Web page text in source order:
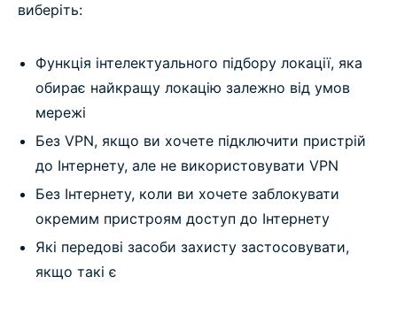
виберіть:
Функція інтелектуального підбору локації, яка
обирає найкращу локацію залежно від умов
мережі
Без VPN, якщо ви хочете підключити пристрій
до Інтернету, але не використовувати VPN
Без Інтернету, коли ви хочете заблокувати
окремим пристроям доступ до Інтернету
Які передові засоби захисту застосовувати,
якщо такі є